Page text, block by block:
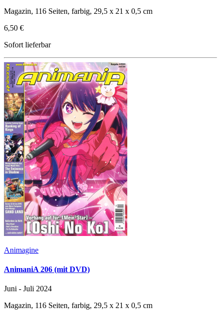
Magazin, 116 Seiten, farbig, 29,5 x 21 x 0,5 cm
6,50 €
Sofort lieferbar
Animagine
AnimaniA 206 (mit DVD)
Juni - Juli 2024
Magazin, 116 Seiten, farbig, 29,5 x 21 x 0,5 cm